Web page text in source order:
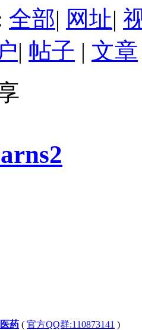
全部| 网址|
| 帖子 | 文章
药 ( 官方QQ群:110873141 )